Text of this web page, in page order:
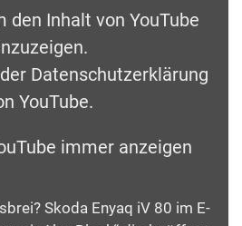
den Inhalt von YouTube
Datenschutzerklärung
YouTube.
immer anzeigen
Skoda Enyaq iV 80 im E-